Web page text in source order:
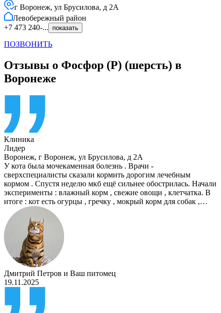
г Воронеж, ул Брусилова, д 2А
Левобережный район
+7 473 240-...
показать
ПОЗВОНИТЬ
Отзывы о Фосфор (Р) (шерсть) в
Воронеже
Клиника
Лидер
Воронеж, г Воронеж, ул Брусилова, д 2А
У кота была мочекаменная болезнь . Врачи -
сверхспециалисты сказали кормить дорогим лечебным
кормом . Спустя неделю мкб ещё сильнее обострилась. Начали
эксперименты : влажный корм , свежие овощи , клетчатка. В
итоге : кот есть огурцы , гречку , мокрый корм для собак ,…
Дмитрий Петров и Ваш питомец
19.11.2025